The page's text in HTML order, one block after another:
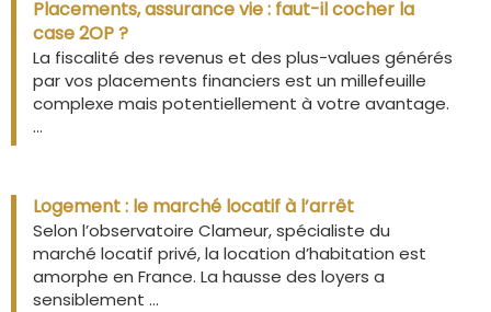
Placements, assurance vie : faut-il cocher la
case 2OP ?
La fiscalité des revenus et des plus-values générés
par vos placements financiers est un millefeuille
complexe mais potentiellement à votre avantage.
...
Logement : le marché locatif à l’arrêt
Selon l’observatoire Clameur, spécialiste du
marché locatif privé, la location d’habitation est
amorphe en France. La hausse des loyers a
sensiblement ...